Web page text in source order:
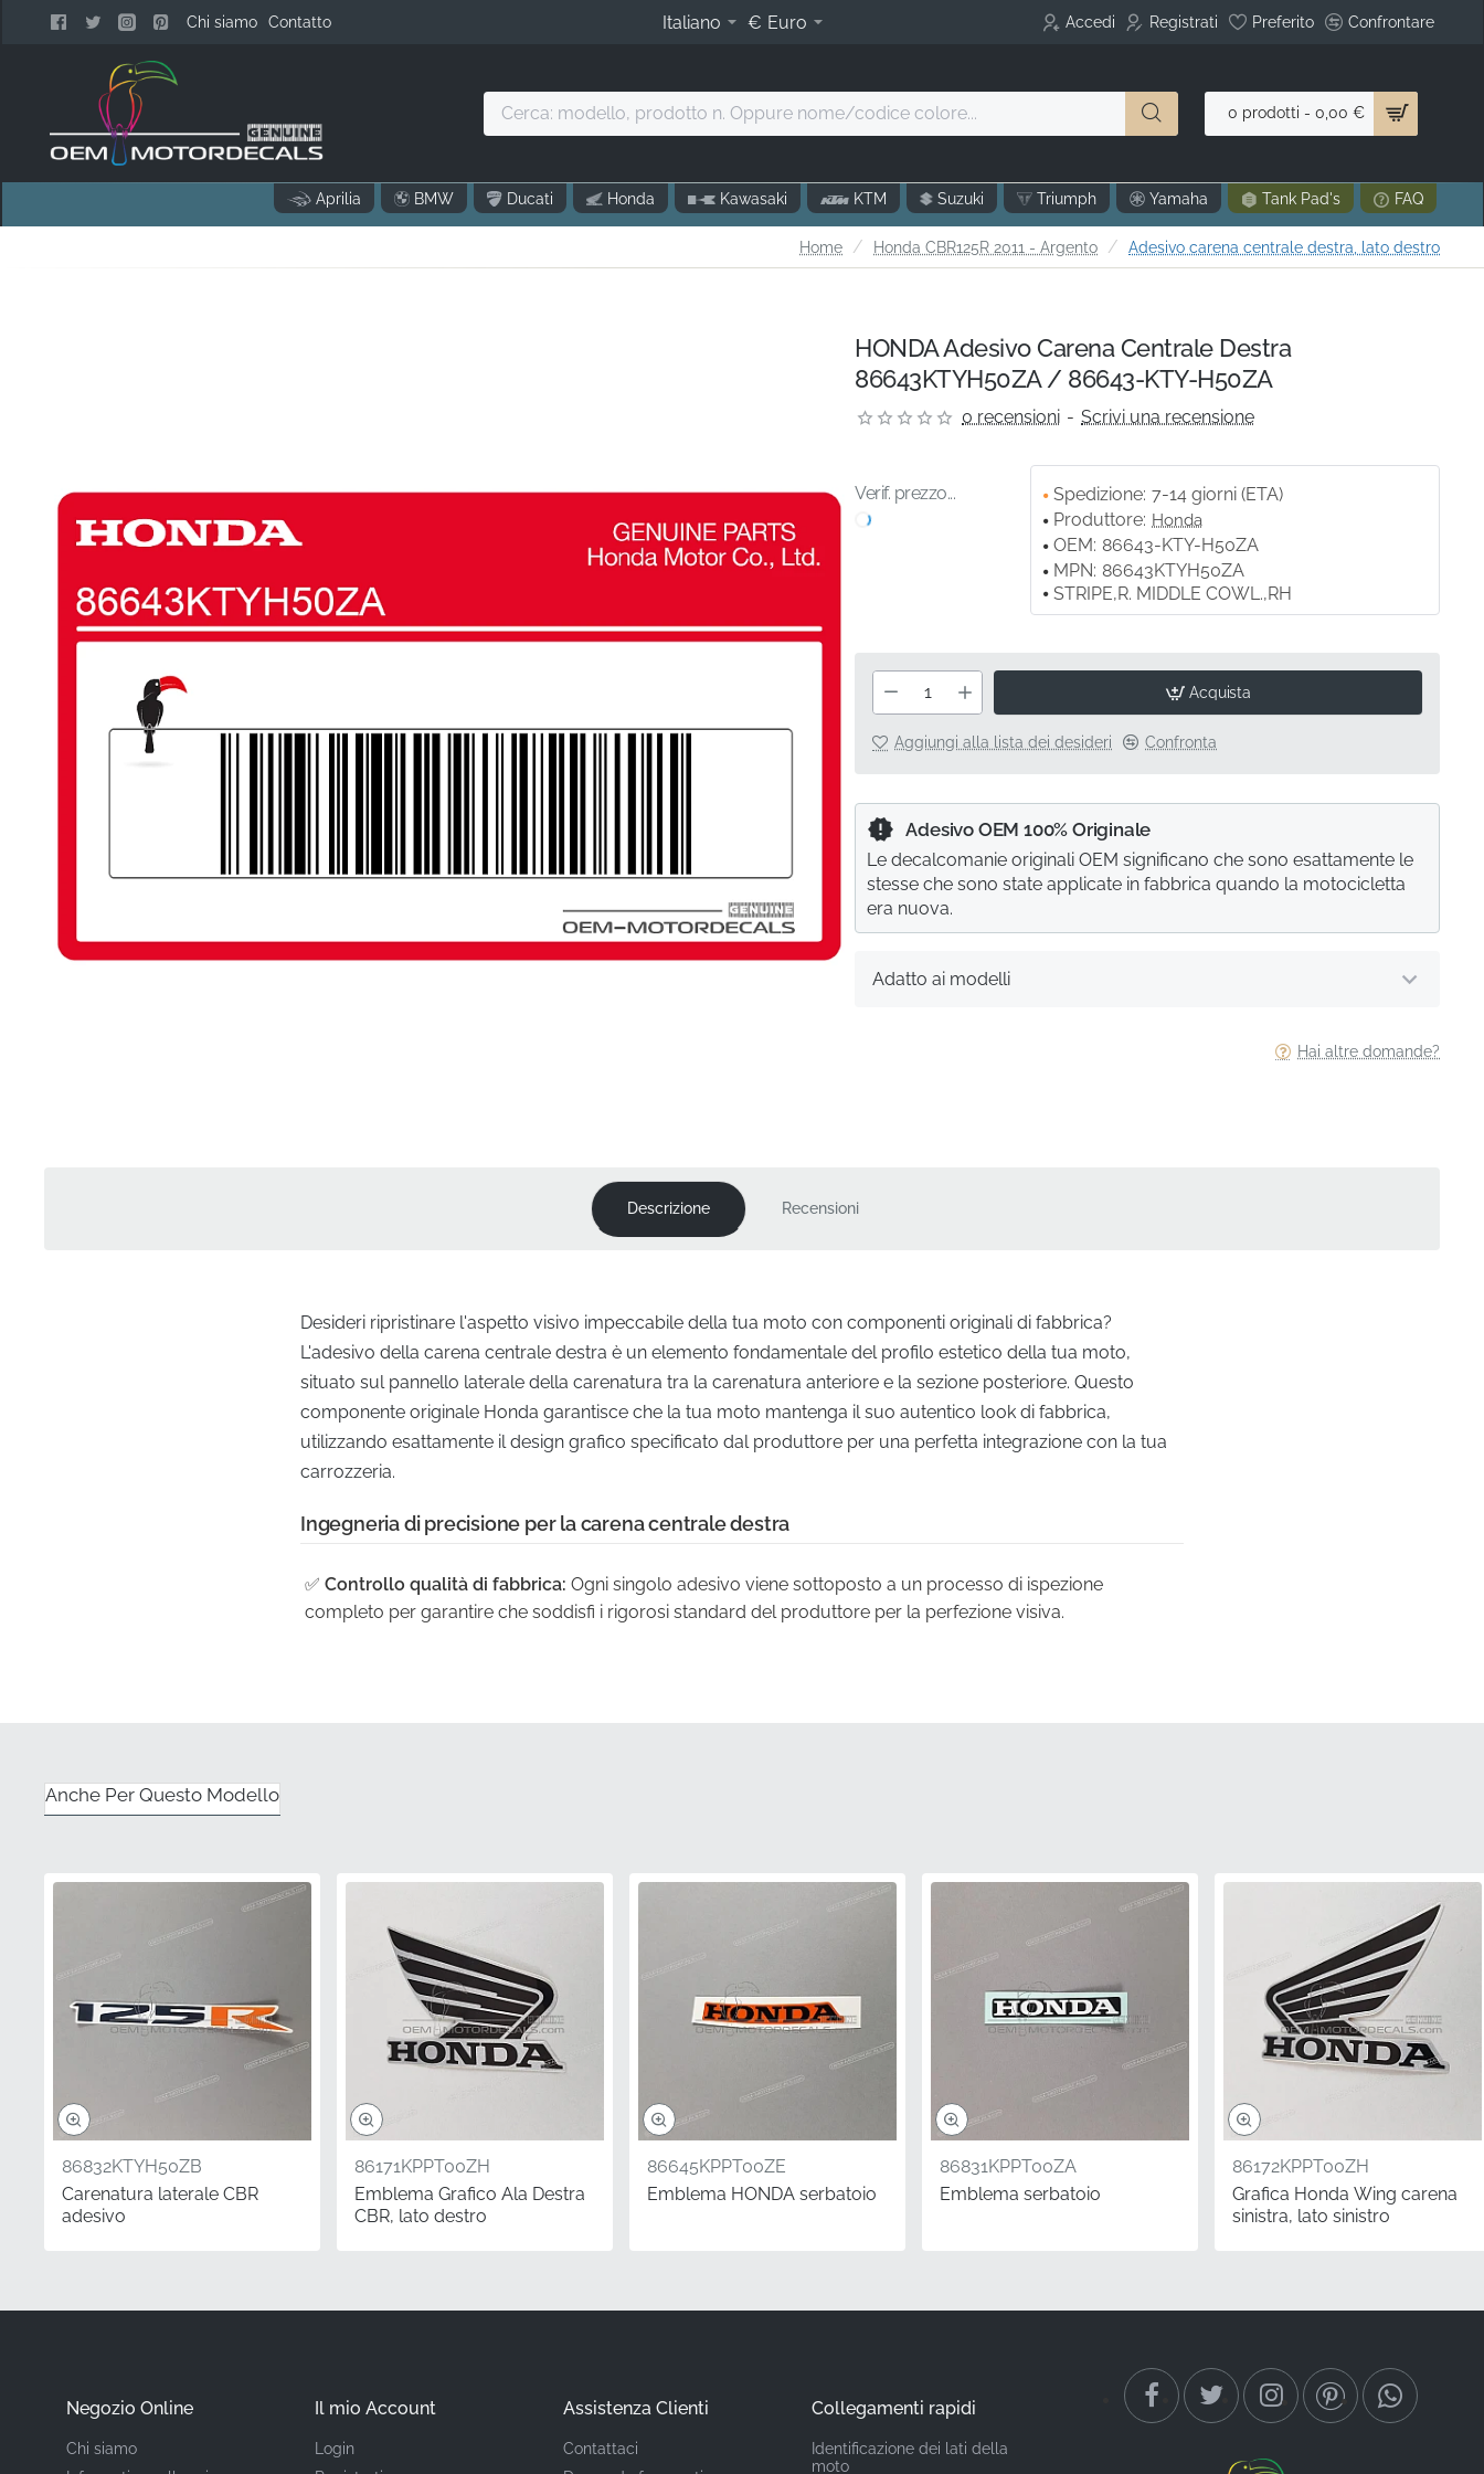
Chi siamo Contatto Italiano € Euro Accedi Registrati Preferito Confrontare
Cerca:
n.
Oppure
0 prodotti - 0,00 €
Aprilia BMW Ducati Honda Kawasaki KTM Suzuki Triumph Yamaha Tank Pad's FAQ
HomehomeHonda CBR125R 2011 - Argento Adesivo carena centrale destra, lato destro
HONDA Adesivo Carena Centrale Destra
86643KTYH50ZA / 86643-KTY-H50ZA
0 recensioni - Scrivi una recensione
Verif. prezzo... Spedizione: 7-14 giorni (ETA)
Produttore: Honda
OEM: 86643-KTY-H50ZA
MPN: 86643KTYH50ZA
STRIPE,R. MIDDLE COWL.,RH
Acquista
Aggiungi alla lista dei desideri Confronta
Hai altre domande?
Adatto ai modelli
Adesivo OEM 100% Originale
Le decalcomanie originali OEM significano che sono esattamente le
stesse che sono state applicate in fabbrica quando la motocicletta
era nuova.
Descrizione Recensioni
Desideri ripristinare l'aspetto visivo impeccabile della tua moto con componenti originali di fabbrica?
L'adesivo della carena centrale destra è un elemento fondamentale del profilo estetico della tua moto,
situato sul pannello laterale della carenatura tra la carenatura anteriore e la sezione posteriore. Questo
componente originale Honda garantisce che la tua moto mantenga il suo autentico look di fabbrica,
utilizzando esattamente il design grafico specificato dal produttore per una perfetta integrazione con la tua
carrozzeria.
Ingegneria di precisione per la carena centrale destra
✅ Controllo qualità di fabbrica: Ogni singolo adesivo viene sottoposto a un processo di ispezione
completo per garantire che soddisfi i rigorosi standard del produttore per la perfezione visiva.
Questo articolo riporta il numero di parte ufficiale del produttore,
confermando il suo status di componente originale di fabbrica.
Codice produttore (MPN) 86643KTYH50ZA
Produttore
Posizione di montaggio Carena centrale destra, lato destro*
Adesivo
Materiale
carenatura esistenti. Sostituire grafiche sbiadite o danneggiate con nuovi adesivi OEM è il modo più rapido
macchina, garantendo al contempo adesione e prestazioni durature.
Domande frequenti
Anche Per Questo Modello
86832KTYH50ZB
Carenatura laterale CBR
adesivo
86171KPPT00ZH
Emblema Grafico Ala Destra
CBR, lato destro
86645KPPT00ZE
Emblema HONDA serbatoio
86831KPPT00ZA
Emblema serbatoio
86172KPPT00ZH
Grafica Honda Wing carena
sinistra, lato sinistro
Negozio Online
Chi siamo
Il mio Account
Login
Assistenza Clienti
Contattaci
Collegamenti rapidi
Identificazione dei lati della
moto